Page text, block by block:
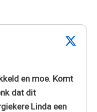
en moe. Komt
dat dit
Linda een